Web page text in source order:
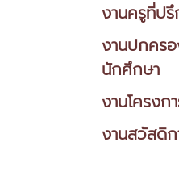
งานครูที่ปรึ
งานปกคร
นักศึกษา
งานโครงก
งานสวัสดิ